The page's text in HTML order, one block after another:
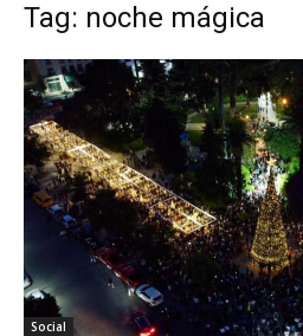
Tag: noche mágica
Social